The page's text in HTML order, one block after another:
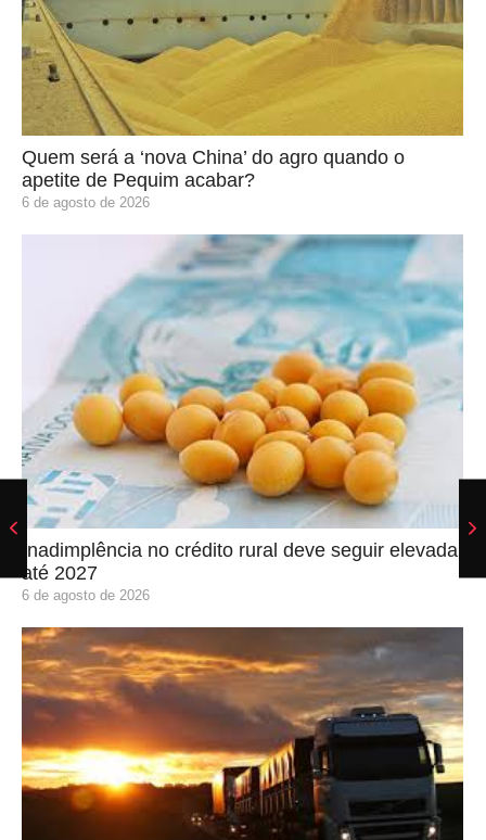
Quem será a ‘nova China’ do agro quando o
apetite de Pequim acabar?
6 de agosto de 2026
Inadimplência no crédito rural deve seguir elevada
até 2027
6 de agosto de 2026